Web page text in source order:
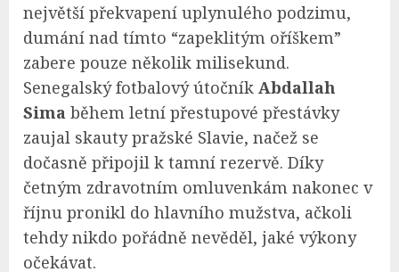
největší překvapení uplynulého podzimu,
dumání nad tímto “zapeklitým oříškem”
zabere pouze několik milisekund.
Senegalský fotbalový útočník Abdallah
Sima během letní přestupové přestávky
zaujal skauty pražské Slavie, načež se
dočasně připojil k tamní rezervě. Díky
četným zdravotním omluvenkám nakonec v
říjnu pronikl do hlavního mužstva, ačkoli
tehdy nikdo pořádně nevěděl, jaké výkony
očekávat.